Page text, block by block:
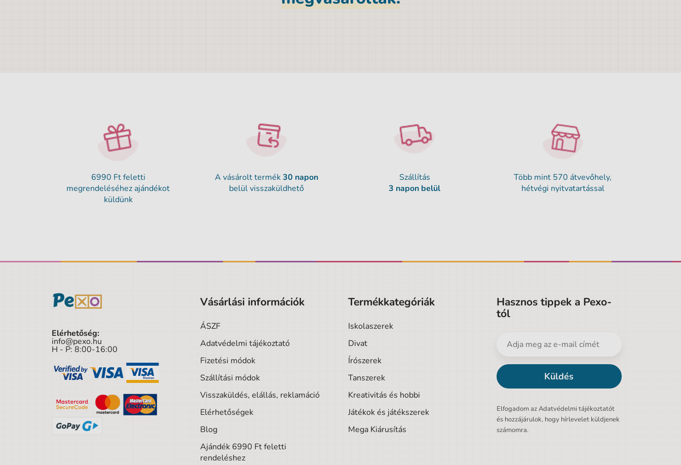
6990 Ft feletti
megrendeléséhez ajándékot
küldünk
A vásárolt termék30 napon
belül visszaküldhető
Szállítás
3 napon belül
Több mint 570 átvevőhely,
hétvégi nyitvatartással
Elérhetőség:
info@pexo.hu
H - P: 8:00-16:00
Vásárlási információk
ÁSZF
Adatvédelmi tájékoztató
Fizetési módok
Szállítási módok
Visszaküldés, elállás, reklamáció
Elérhetőségek
Blog
Ajándék 6990 Ft feletti
rendeléshez
Termékkategóriák
Iskolaszerek
Divat
Írószerek
Tanszerek
Kreativitás és hobbi
Játékok és játékszerek
Mega Kiárusítás
Hasznos tippek a Pexo-
tól
Küldés
Elfogadom az Adatvédelmi tájékoztatót
és hozzájárulok, hogy hírlevelet küldjenek
számomra.